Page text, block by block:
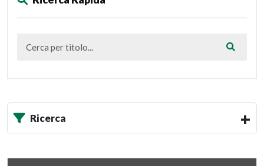
Ricerca